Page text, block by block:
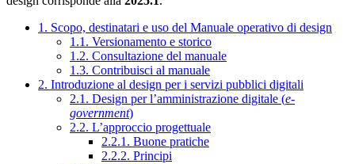
1. Scopo, destinatari e uso del Manuale operativo di design
1.1. Versionamento e storico
1.2. Consultazione del manuale
1.3. Contribuisci al manuale
2. Introduzione al design per i servizi pubblici digitali
2.1. Design per l’amministrazione digitale (e-
government)
2.2. L’approccio progettuale
2.2.1. Buone pratiche
2.2.2. Principi